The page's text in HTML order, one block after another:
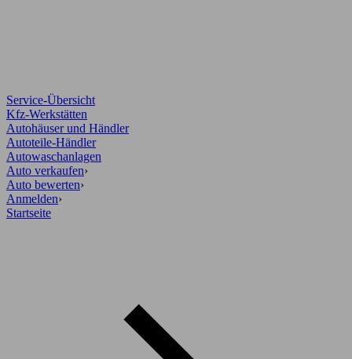
Service-Übersicht
Kfz-Werkstätten
Autohäuser und Händler
Autoteile-Händler
Autowaschanlagen
Auto verkaufen›
Auto bewerten›
Anmelden›
Startseite